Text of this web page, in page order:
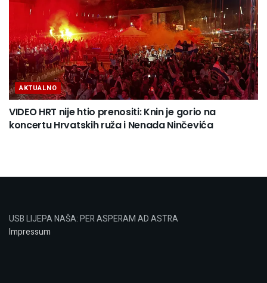
AKTUALNO
VIDEO HRT nije htio prenositi: Knin je gorio na
koncertu Hrvatskih ruža i Nenada Ninčevića
USB LIJEPA NAŠA: PER ASPERAM AD ASTRA
Impressum